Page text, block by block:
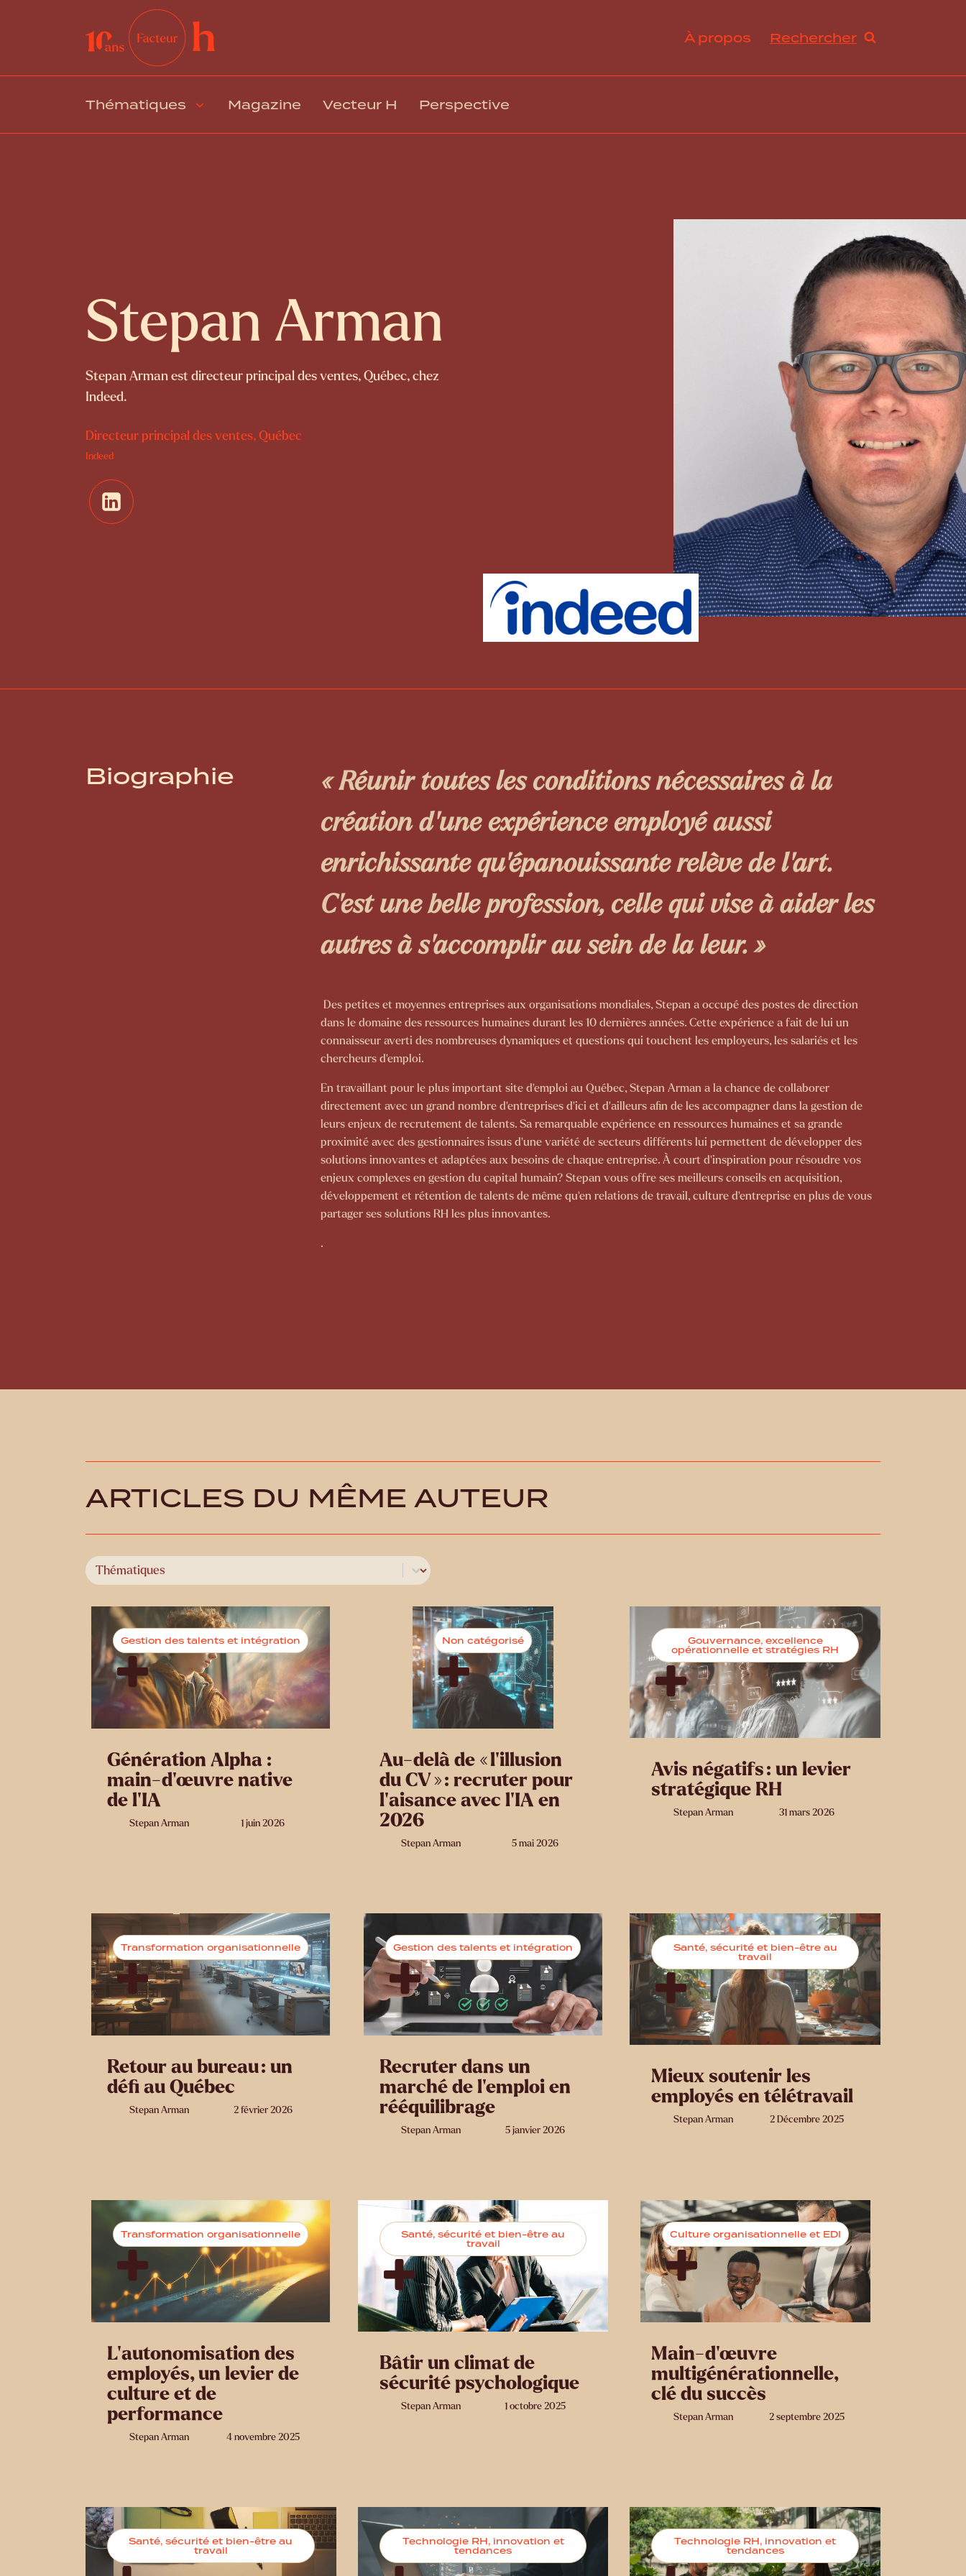
À propos Rechercher
Thématiques
Responsabilité sociale et développement durable
Gouvernance, excellence opérationnelle et stratégies RH
Transformation organisationnelle
Magazine Vecteur H Perspective
Stepan Arman
Stepan Arman est directeur principal des ventes, Québec, chez
Indeed.
Directeur principal des ventes, Québec
Indeed
Biographie
« Réunir toutes les conditions nécessaires à la
création d’une expérience employé aussi
enrichissante qu’épanouissante relève de l’art.
C'est une belle profession, celle qui vise à aider les
autres à s’accomplir au sein de la leur. »
Des petites et moyennes entreprises aux organisations mondiales, Stepan a occupé des postes de direction
dans le domaine des ressources humaines durant les 10 dernières années. Cette expérience a fait de lui un
connaisseur averti des nombreuses dynamiques et questions qui touchent les employeurs, les salariés et les
chercheurs d’emploi.
En travaillant pour le plus important site d’emploi au Québec, Stepan Arman a la chance de collaborer
directement avec un grand nombre d’entreprises d’ici et d’ailleurs afin de les accompagner dans la gestion de
leurs enjeux de recrutement de talents. Sa remarquable expérience en ressources humaines et sa grande
proximité avec des gestionnaires issus d’une variété de secteurs différents lui permettent de développer des
solutions innovantes et adaptées aux besoins de chaque entreprise. À court d’inspiration pour résoudre vos
enjeux complexes en gestion du capital humain? Stepan vous offre ses meilleurs conseils en acquisition,
développement et rétention de talents de même qu’en relations de travail, culture d’entreprise en plus de vous
partager ses solutions RH les plus innovantes.
.
ARTICLES DU MÊME AUTEUR
Catégories
Select content
Gestion des talents et intégration
Génération Alpha :
main-d’œuvre native
de l’IA
Stepan Arman 1 juin 2026
Non catégorisé
Au-delà de « l’illusion
du CV » : recruter pour
l’aisance avec l’IA en
2026
Stepan Arman 5 mai 2026
Gouvernance, excellence
opérationnelle et stratégies RH
Avis négatifs : un levier
stratégique RH
Stepan Arman 31 mars 2026
Transformation organisationnelle
Retour au bureau : un
défi au Québec
Stepan Arman 2 février 2026
Gestion des talents et intégration
Recruter dans un
marché de l’emploi en
rééquilibrage
Stepan Arman 5 janvier 2026
Santé, sécurité et bien-être au
travail
Mieux soutenir les
employés en télétravail
Stepan Arman 2 Décembre 2025
Transformation organisationnelle
L’autonomisation des
employés, un levier de
culture et de
performance
Stepan Arman 4 novembre 2025
Santé, sécurité et bien-être au
travail
Bâtir un climat de
sécurité psychologique
Stepan Arman 1 octobre 2025
Culture organisationnelle et EDI
Main-d’œuvre
multigénérationnelle,
clé du succès
Stepan Arman 2 septembre 2025
Santé, sécurité et bien-être au
travail
Technologie RH, innovation et
tendances
Technologie RH, innovation et
tendances